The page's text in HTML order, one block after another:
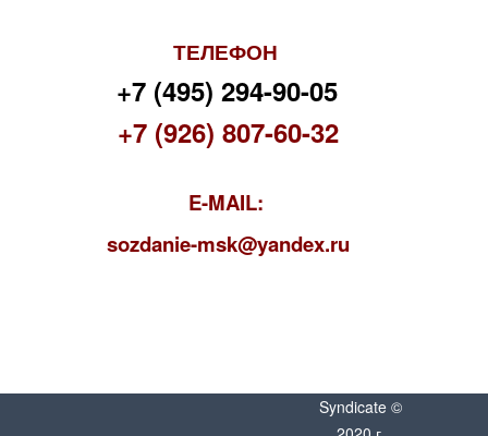
ТЕЛЕФОН
+7 (495) 294-90-05
+7 (926) 807-60-32
E-MAIL:
sozdanie-msk@yandex.ru
Syndicate ©